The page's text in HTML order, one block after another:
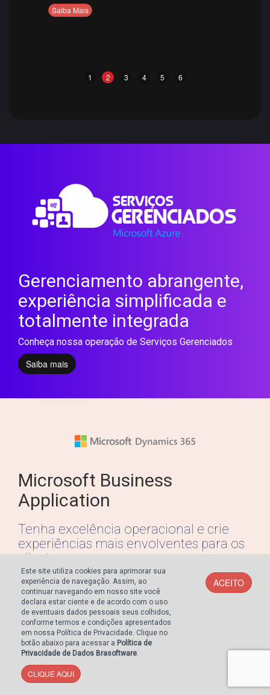
Saiba Mais
1 2 3 4 5 6
Gerenciamento abrangente,
experiência simplificada e
totalmente integrada
Conheça nossa operação de Serviços Gerenciados
Saiba mais
Microsoft Business
Application
Tenha excelência operacional e crie
experiências mais envolventes para os
clientes.
Construa um relacionamento com os seus clientes e
gere mais valor ao negócio.
ACEITO
Este site utiliza cookies para aprimorar sua
experiência de navegação. Assim, ao
continuar navegando em nosso site você
declara estar ciente e de acordo com o uso
de eventuais dados pessoais seus colhidos,
conforme termos e condições apresentados
em nossa Política de Privacidade. Clique no
botão abaixo para acessar a Política de
Privacidade de Dados Brasoftware.
CLIQUE AQUI